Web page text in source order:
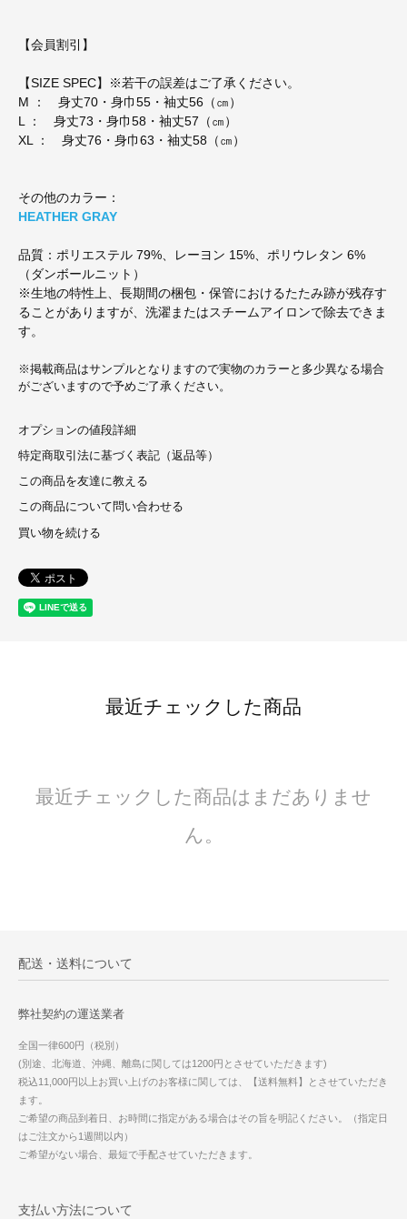
【会員割引】
【SIZE SPEC】※若干の誤差はご了承ください。
M ： 身丈70・身巾55・袖丈56（㎝）
L ： 身丈73・身巾58・袖丈57（㎝）
XL ： 身丈76・身巾63・袖丈58（㎝）
その他のカラー：
HEATHER GRAY
品質：ポリエステル 79%、レーヨン 15%、ポリウレタン 6%
（ダンボールニット）
※生地の特性上、長期間の梱包・保管におけるたたみ跡が残存す
ることがありますが、洗濯またはスチームアイロンで除去できま
す。
※掲載商品はサンプルとなりますので実物のカラーと多少異なる場合
がございますので予めご了承ください。
オプションの値段詳細
特定商取引法に基づく表記（返品等）
この商品を友達に教える
この商品について問い合わせる
買い物を続ける
最近チェックした商品
最近チェックした商品はまだありませ
ん。
配送・送料について
弊社契約の運送業者
全国一律600円（税別）
(別途、北海道、沖縄、離島に関しては1200円とさせていただきます)
税込11,000円以上お買い上げのお客様に関しては、【送料無料】とさせていただき
ます。
ご希望の商品到着日、お時間に指定がある場合はその旨を明記ください。（指定日
はご注文から1週間以内）
ご希望がない場合、最短で手配させていただきます。
支払い方法について